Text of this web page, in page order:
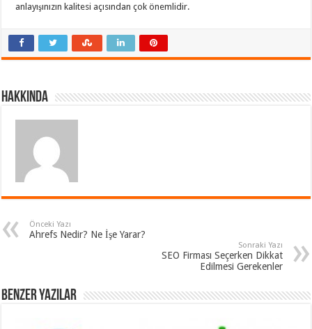
anlayışınızın kalitesi açısından çok önemlidir.
Hakkında
Önceki Yazı
Ahrefs Nedir? Ne İşe Yarar?
Sonraki Yazı
SEO Firması Seçerken Dikkat
Edilmesi Gerekenler
Benzer Yazılar